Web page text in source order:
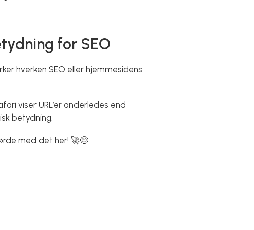
for SEO
hverken SEO eller hjemmesidens
viser URL’er anderledes end
betydning.
med det her! 🚀😊